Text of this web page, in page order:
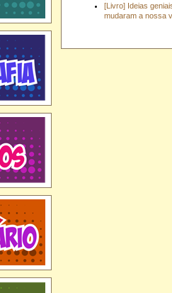
[Livro] Ideias
mudaram a nossa